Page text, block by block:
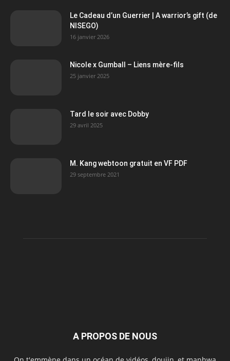
Le Cadeau d’un Guerrier | A warrior’s gift (de
NISEGO)
16 janvier 2026
Nicole x Gumball – Liens mère-fils
25 janvier 2025
Tard le soir avec Dobby
29 avril 2025
M. Kang webtoon gratuit en VF PDF
29 septembre 2021
A PROPOS DE NOUS